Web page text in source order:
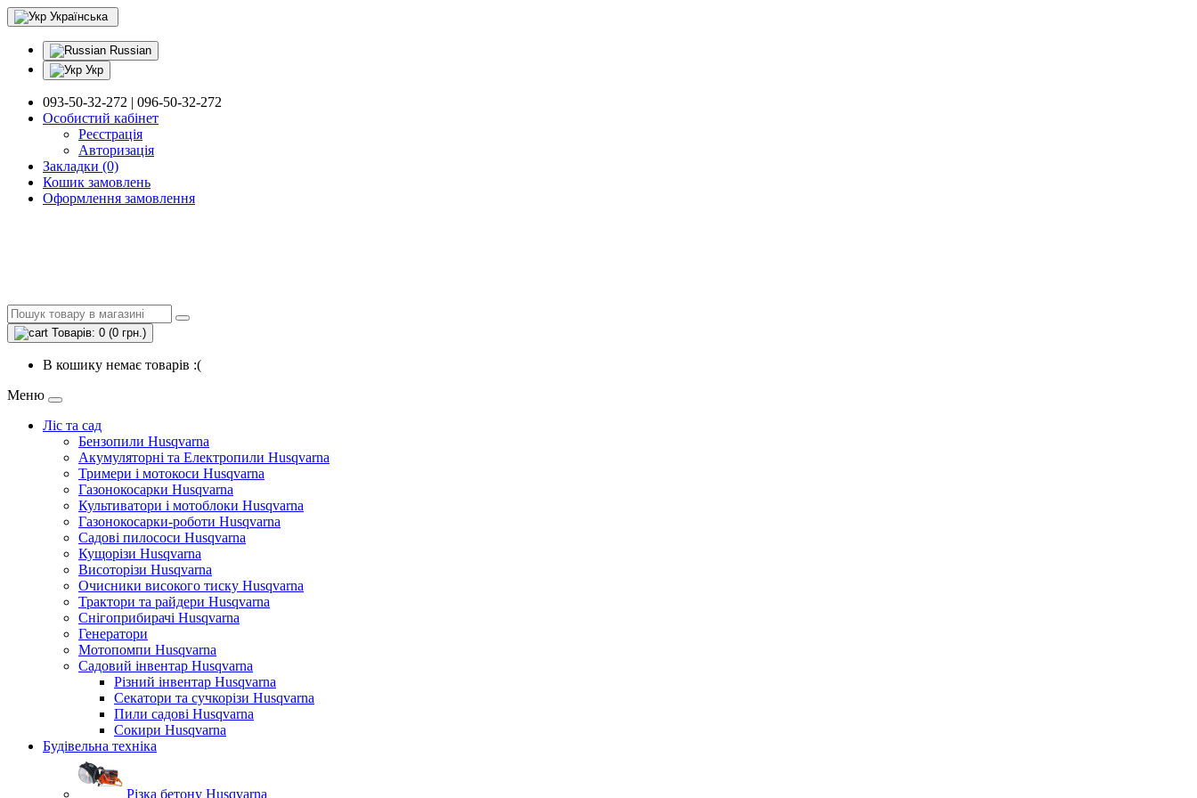
Українська
Russian
Укр
093-50-32-272 | 096-50-32-272
Особистий кабінет
Реєстрація
Авторизація
Закладки (0)
Кошик замовлень
Оформлення замовлення
Товарів: 0 (0 грн.)
В кошику немає товарів :(
Меню
Ліс та сад
Бензопили Husqvarna
Акумуляторні та Електропили Husqvarna
Тримери і мотокоси Husqvarna
Газонокосарки Husqvarna
Культиватори і мотоблоки Husqvarna
Газонокосарки-роботи Husqvarna
Садові пилососи Husqvarna
Кущорізи Husqvarna
Висоторізи Husqvarna
Очисники високого тиску Husqvarna
Трактори та райдери Husqvarna
Снігоприбирачі Husqvarna
Генератори
Мотопомпи Husqvarna
Садовий інвентар Husqvarna
Різний інвентар Husqvarna
Секатори та сучкорізи Husqvarna
Пили садові Husqvarna
Сокири Husqvarna
Будівельна техніка
Різка бетону Husqvarna